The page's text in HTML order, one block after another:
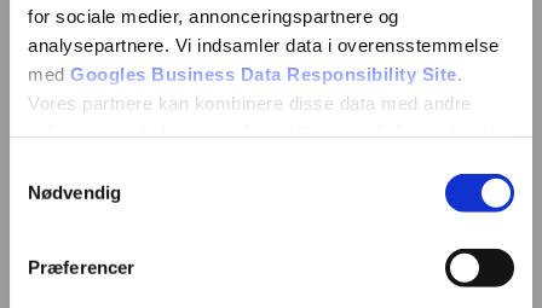
for sociale medier, annonceringspartnere og
analysepartnere. Vi indsamler data i overensstemmelse
med Googles Business Data Responsibility Site
Vores partnere kan kombinere disse data med andre
Nødvendig
Præferencer